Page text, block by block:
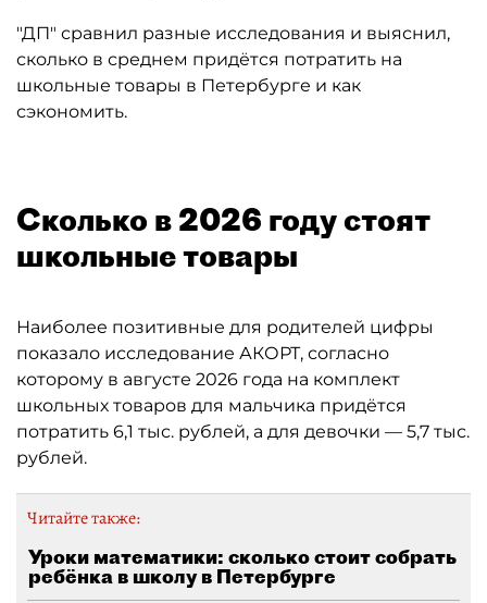
"ДП" сравнил разные исследования и выяснил,
сколько в среднем придётся потратить на
школьные товары в Петербурге и как
сэкономить.
Сколько в 2026 году стоят
школьные товары
Наиболее позитивные для родителей цифры
показало исследование АКОРТ, согласно
которому в августе 2026 года на комплект
школьных товаров для мальчика придётся
потратить 6,1 тыс. рублей, а для девочки — 5,7 тыс.
рублей.
Читайте также:
Уроки математики: сколько стоит собрать
ребёнка в школу в Петербурге